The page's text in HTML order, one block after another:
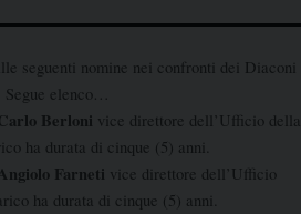
seguenti nomine nei confronti dei Diaconi
elenco…
Berloni vice direttore dell’Ufficio della
ha durata di cinque (5) anni.
Farneti vice direttore dell’Ufficio
ha durata di cinque (5) anni.